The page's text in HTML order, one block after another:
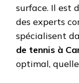
surface. Il est
des experts
spécialisent
de tennis à
optimal,